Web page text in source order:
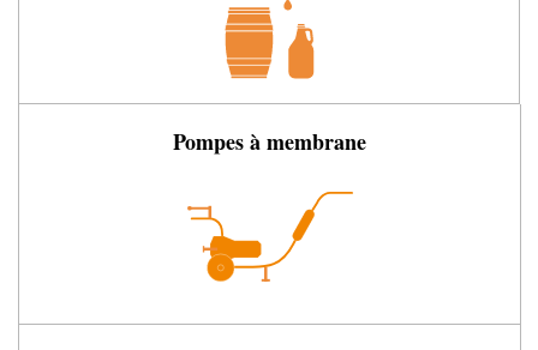
Pompes à membrane